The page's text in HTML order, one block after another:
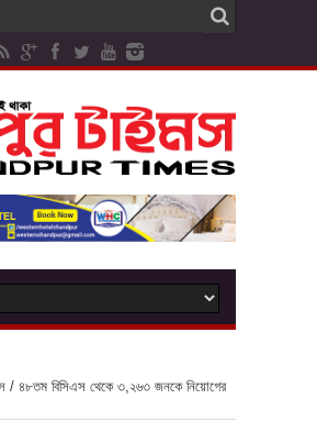
/ ৪৮তম বিসিএস থেকে ৩,২৬৩ জনকে নিয়োগের